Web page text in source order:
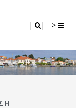
| | ->